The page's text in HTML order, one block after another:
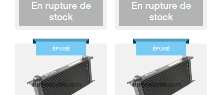
En rupture de
stock
En rupture de
stock
ÉPUISÉ ÉPUISÉ